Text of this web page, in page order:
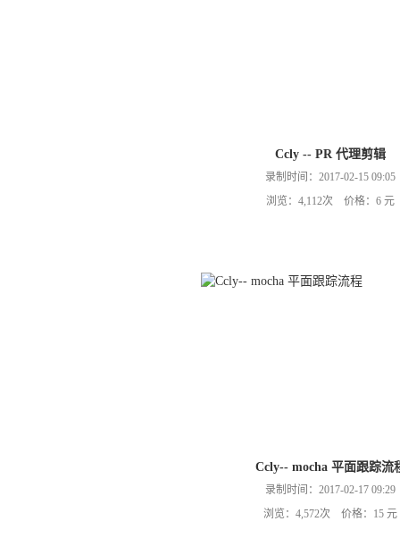
Ccly -- PR 代理剪辑
录制时间：2017-02-15 09:05
浏览：4,112次 价格：6 元
Ccly-- mocha 平面跟踪流
录制时间：2017-02-17 09:29
浏览：4,572次 价格：15 元